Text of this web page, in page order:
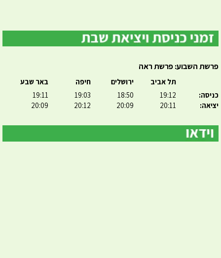
פרשת השבוע: פרשת ראה
כניסה:
יציאה:
תל אביב
19:12
20:11
ירושלים
18:50
20:09
חיפה
19:03
20:12
באר שבע
19:11
20:09